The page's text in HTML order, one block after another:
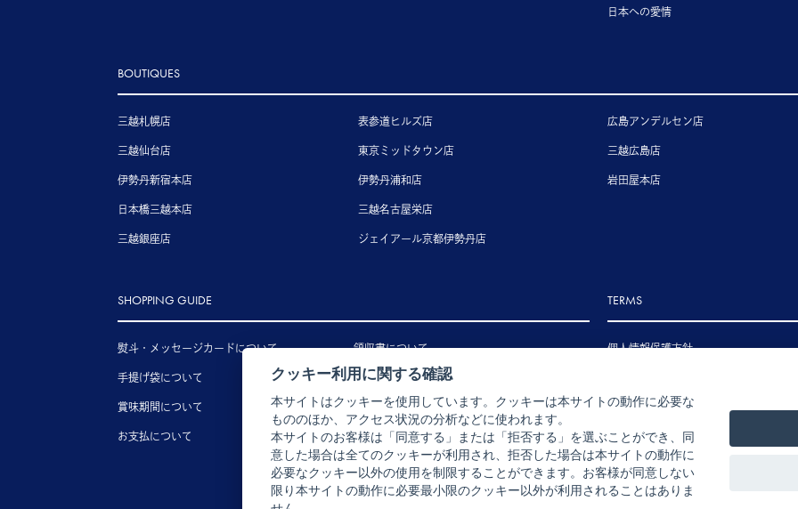
日本への愛情
BOUTIQUES
三越札幌店
三越仙台店
伊勢丹新宿本店
日本橋三越本店
三越銀座店
表参道ヒルズ店
東京ミッドタウン店
伊勢丹浦和店
三越名古屋栄店
ジェイアール京都伊勢丹店
広島アンデルセン店
三越広島店
岩田屋本店
SHOPPING GUIDE
熨斗・メッセージカードについて
手提げ袋について
賞味期間について
お支払について
領収書について
送料について
配送について
キャンセル・返品・交換について
TERMS
個人情報保護方針
クッキー利用に関する確認
本サイトはクッキーを使用しています。クッキーは本サイトの動作に必要な
もののほか、アクセス状況の分析などに使われます。
本サイトのお客様は「同意する」または「拒否する」を選ぶことができ、同
意した場合は全てのクッキーが利用され、拒否した場合は本サイトの動作に
必要なクッキー以外の使用を制限することができます。お客様が同意しない
限り本サイトの動作に必要最小限のクッキー以外が利用されることはありま